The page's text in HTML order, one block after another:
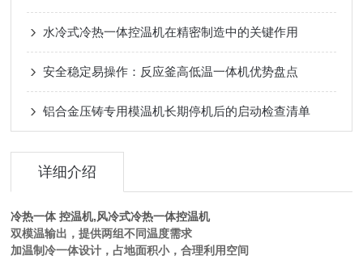
水冷式冷热一体控温机在精密制造中的关键作用
安全稳定易操作：反应釜高低温一体机优势盘点
铝合金压铸专用模温机长期停机后的启动检查清单
详细介绍
冷热一体 控温机,风冷式冷热一体控温机
双模温输出，提供两组不同温度需求
加温制冷一体设计，占地面积小，合理利用空间